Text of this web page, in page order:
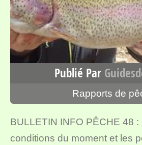
Publié Par
Rapports de
BULLETIN INFO PÊCHE 48
conditions du moment et les